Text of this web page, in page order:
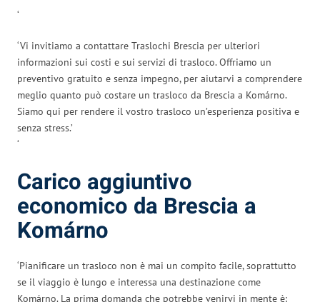
‘
‘Vi invitiamo a contattare Traslochi Brescia per ulteriori
informazioni sui costi e sui servizi di trasloco. Offriamo un
preventivo gratuito e senza impegno, per aiutarvi a comprendere
meglio quanto può costare un trasloco da Brescia a Komárno.
Siamo qui per rendere il vostro trasloco un’esperienza positiva e
senza stress.’
‘
Carico aggiuntivo
economico da Brescia a
Komárno
‘Pianificare un trasloco non è mai un compito facile, soprattutto
se il viaggio è lungo e interessa una destinazione come
Komárno. La prima domanda che potrebbe venirvi in mente è: